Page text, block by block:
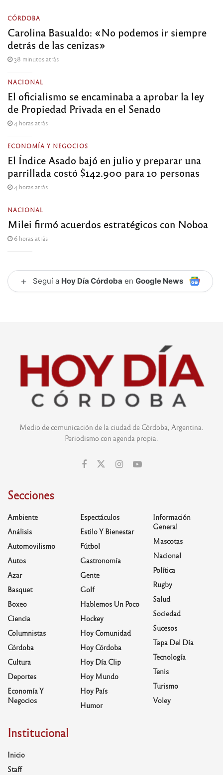
CÓRDOBA
Carolina Basualdo: «No podemos ir siempre
detrás de las cenizas»
38 minutos atrás
NACIONAL
El oficialismo se encaminaba a aprobar la ley
de Propiedad Privada en el Senado
4 horas atrás
ECONOMÍA Y NEGOCIOS
El Índice Asado bajó en julio y preparar una
parrillada costó $142.900 para 10 personas
4 horas atrás
NACIONAL
Milei firmó acuerdos estratégicos con Noboa
6 horas atrás
+ Seguí a Hoy Día Córdoba en Google News
Medio de comunicación de la ciudad de Córdoba, Argentina.
Periodismo con agenda propia.
Secciones
Ambiente
Análisis
Automovilismo
Autos
Azar
Basquet
Boxeo
Ciencia
Columnistas
Córdoba
Cultura
Deportes
Economía Y
Negocios
Espectáculos
Estilo Y Bienestar
Fútbol
Gastronomía
Gente
Golf
Hablemos Un Poco
Hockey
Hoy Comunidad
Hoy Córdoba
Hoy Día Clip
Hoy Mundo
Hoy País
Humor
Información
General
Mascotas
Nacional
Política
Rugby
Salud
Sociedad
Sucesos
Tapa Del Día
Tecnología
Tenis
Turismo
Voley
Institucional
Inicio
Staff